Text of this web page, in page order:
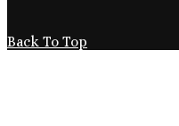
Back To Top